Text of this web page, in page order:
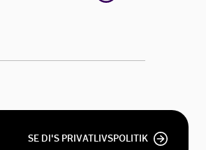
SE DI'S PRIVATLIVSPOLITIK